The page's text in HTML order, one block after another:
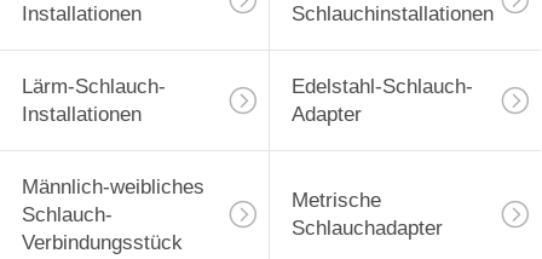
Installationen
Schlauchinstallationen
Lärm-Schlauch-
Installationen
Edelstahl-Schlauch-
Adapter
Männlich-weibliches
Schlauch-
Verbindungsstück
Metrische
Schlauchadapter